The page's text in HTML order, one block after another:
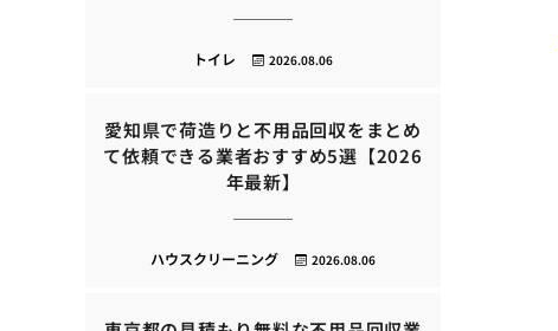
2026.08.06
トイレ
愛知県で荷造りと不用品回収をまとめ
て依頼できる業者おすすめ5選【2026
年最新】
2026.08.06
ハウスクリーニング